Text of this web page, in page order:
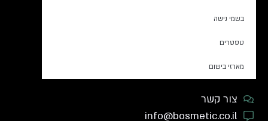
בשמי נישה
טסטרים
מארזי בישום
צור קשר
info@bosmetic.co.il